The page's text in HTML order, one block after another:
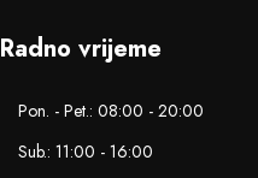
Radno vrijeme
Pon. - Pet.: 08:00 - 20:00
Sub.: 11:00 - 16:00